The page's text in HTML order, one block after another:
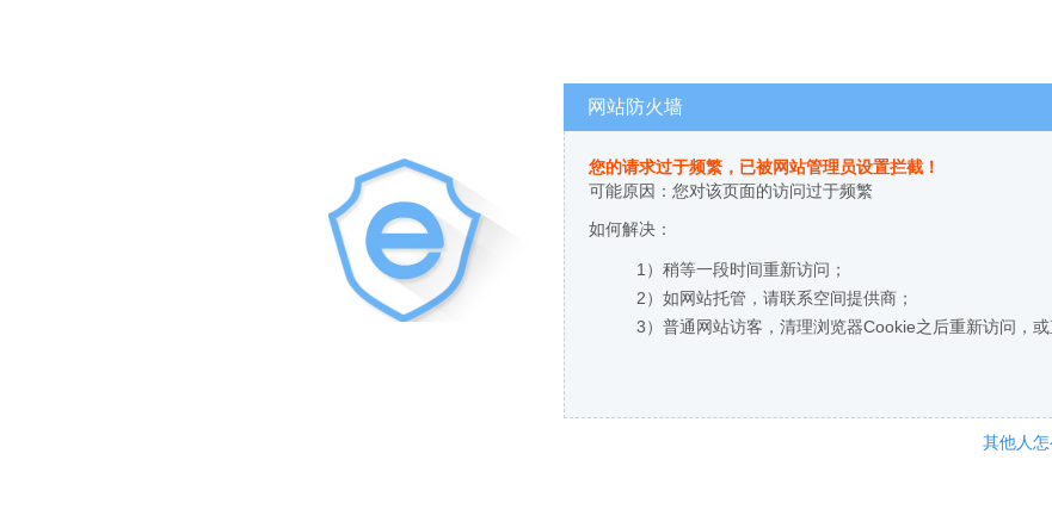
网站防火墙
您的请求过于频繁，已被网站管理员设置拦截！
可能原因：您对该页面的访问过于频繁
如何解决：
1）稍等一段时间重新访问；
2）如网站托管，请联系空间提供商；
3）普通网站访客，清理浏览器Cookie之后重新访问，或
其他人怎